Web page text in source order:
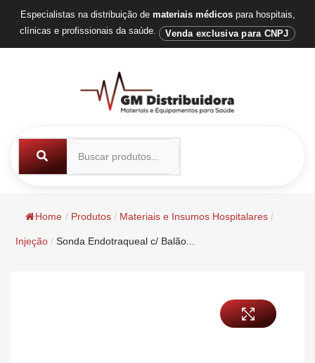
Especialistas na distribuição de materiais médicospara hospitais,
clínicas e profissionais da saúde.
Venda exclusiva para CNPJ
Home / Produtos / Materiais e Insumos Hospitalares /
Injeção / Sonda Endotraqueal c/ Balão...